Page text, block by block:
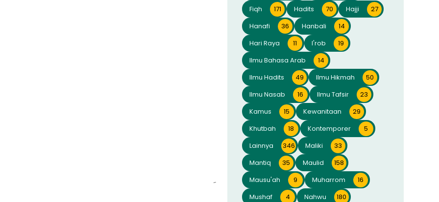
Fiqh
171 Hadits 70 Hajji
27
Hanafi
36 Hanbali
14
Hari Raya
11 I'rob
19
Ilmu Bahasa Arab
14
Ilmu Hadits
49 Ilmu Hikmah
50
Ilmu Nasab
16 Ilmu Tafsir
23
Kamus
15 Kewanitaan
29
Khutbah
18 Kontemporer
5
Lainnya
346 Maliki
33
Mantiq
35 Maulid
158
Mausu'ah
9 Muharrom
16
Mushaf
4 Nahwu
180